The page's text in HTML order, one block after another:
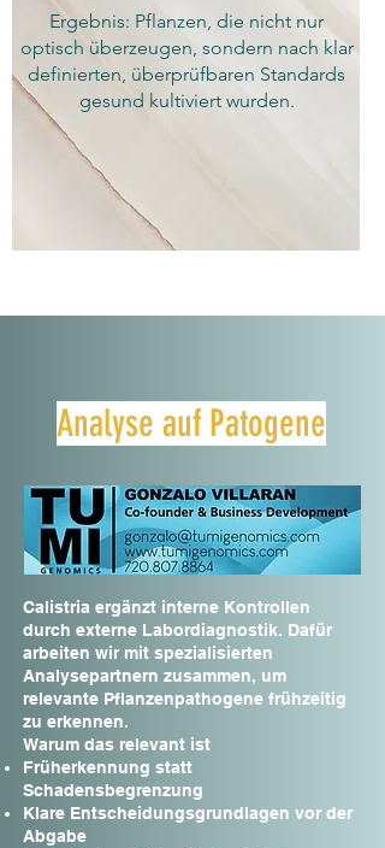
Ergebnis: Pflanzen, die nicht nur
optisch überzeugen, sondern nach klar
definierten, überprüfbaren Standards
gesund kultiviert wurden.
Analyse auf Patogene
Calistria ergänzt interne Kontrollen
durch externe Labordiagnostik. Dafür
arbeiten wir mit spezialisierten
Analysepartnern zusammen, um
relevante Pflanzenpathogene frühzeitig
zu erkennen.
Warum das relevant ist
Früherkennung statt
Schadensbegrenzung
Klare Entscheidungsgrundlagen vor der
Abgabe